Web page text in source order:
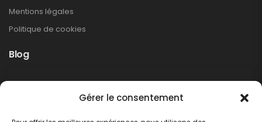
Gérer le consentement
Mentions légales
Politique de cookies
Blog
Non classé